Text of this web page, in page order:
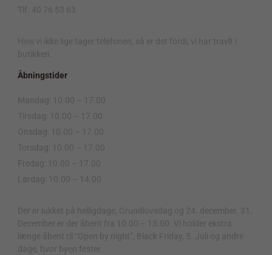
Tlf. 40 76 53 63
Hvis vi ikke lige tager telefonen, så er det fordi, vi har travlt i
butikken.
Åbningstider
Mandag: 10.00 – 17.00
Tirsdag: 10.00 – 17.00
Onsdag: 10.00 – 17.00
Torsdag: 10.00 – 17.00
Fredag: 10.00 – 17.00
Lørdag: 10.00 – 14.00
Der er lukket på helligdage, Grundlovsdag og 24. december. 31.
December er der åbent fra 10.00 – 13.00. Vi holder ekstra
længe åbent til “Open by night”, Black Friday, 5. Juli og andre
dage, hvor byen fester.